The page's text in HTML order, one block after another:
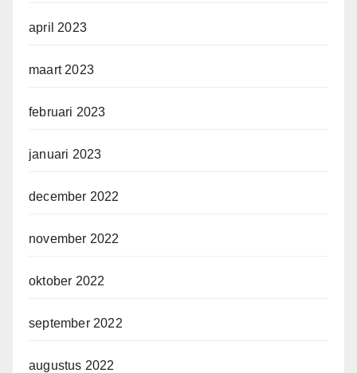
april 2023
maart 2023
februari 2023
januari 2023
december 2022
november 2022
oktober 2022
september 2022
augustus 2022